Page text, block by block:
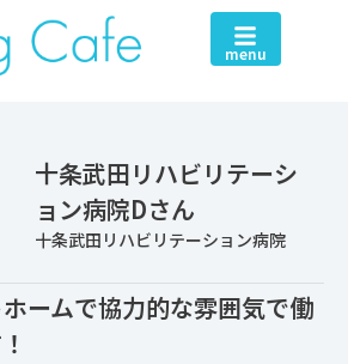
menu
十条武田リハビリテーシ
ョン病院Dさん
十条武田リハビリテーション病院
ームで協力的な雰囲気で働